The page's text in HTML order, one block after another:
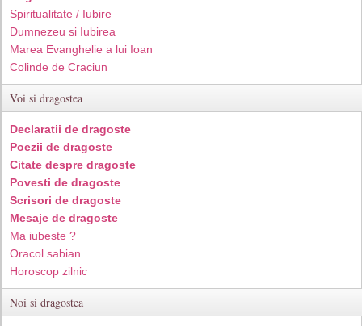
Spiritualitate / Iubire
Dumnezeu si Iubirea
Marea Evanghelie a lui Ioan
Colinde de Craciun
Voi si dragostea
Declaratii de dragoste
Poezii de dragoste
Citate despre dragoste
Povesti de dragoste
Scrisori de dragoste
Mesaje de dragoste
Ma iubeste ?
Oracol sabian
Horoscop zilnic
Noi si dragostea